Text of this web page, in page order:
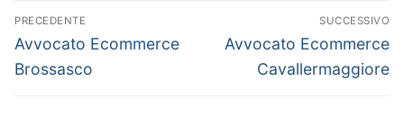
PRECEDENTE
Avvocato Ecommerce
Brossasco
SUCCESSIVO
Avvocato Ecommerce
Cavallermaggiore